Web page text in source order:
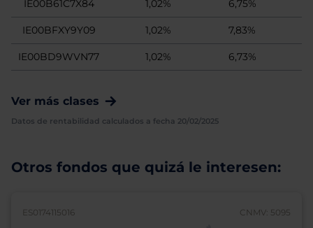
IE00B61C7X84 1,02% 6,75%
IE00BFXY9Y09 1,02% 7,83%
IE00BD9WVN77 1,02% 6,73%
Ver más clases
Datos de rentabilidad calculados a fecha 20/02/2025
Otros fondos que quizá le interesen:
ES0174115016 CNMV: 5095